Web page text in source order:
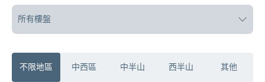
所有樓盤
不限地區 中西區 中半山 西半山 其他